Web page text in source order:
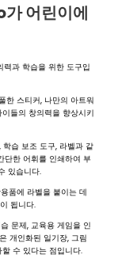
어린이에
과 학습을 위한 도구입
한 스티커, 나만의 아트워
들의 창의력을 향상시키
습 보조 도구, 라벨과 같
단한 어휘를 인쇄하여 부
있습니다.
품에 라벨을 붙이는 데
됩니다.
문제, 교육용 게임을 인
개인화된 일기장, 그림
수 있다는 점입니다.